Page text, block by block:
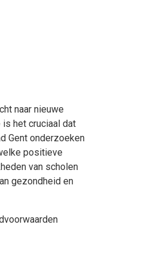
naar nieuwe
het cruciaal dat
Gent onderzoeken
positieve
van scholen
gezondheid en